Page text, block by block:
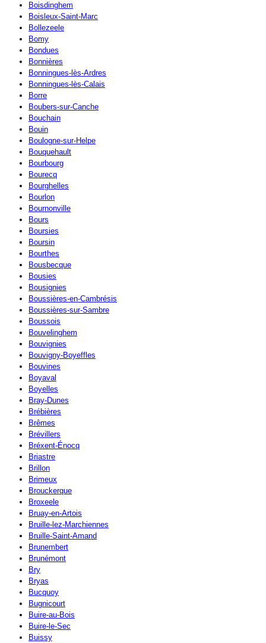
Boisdinghem
Boisleux-Saint-Marc
Bollezeele
Bomy
Bondues
Bonnières
Bonningues-lès-Ardres
Bonningues-lès-Calais
Borre
Boubers-sur-Canche
Bouchain
Bouin
Boulogne-sur-Helpe
Bouquehault
Bourbourg
Bourecq
Bourghelles
Bourlon
Bournonville
Bours
Boursies
Boursin
Bourthes
Bousbecque
Bousies
Bousignies
Boussières-en-Cambrésis
Boussières-sur-Sambre
Boussois
Bouvelinghem
Bouvignies
Bouvigny-Boyeffles
Bouvines
Boyaval
Boyelles
Bray-Dunes
Brébières
Brêmes
Brévillers
Bréxent-Énocq
Briastre
Brillon
Brimeux
Brouckerque
Broxeele
Bruay-en-Artois
Bruille-lez-Marchiennes
Bruille-Saint-Amand
Brunembert
Brunémont
Bry
Bryas
Bucquoy
Bugnicourt
Buire-au-Bois
Buire-le-Sec
Buissy